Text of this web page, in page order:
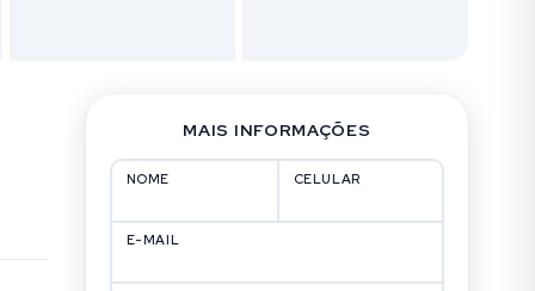
MAIS INFORMAÇÕES
NOME CELULAR
E-MAIL